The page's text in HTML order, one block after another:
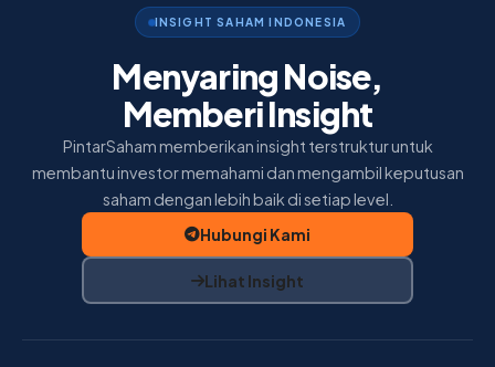
Membership
Tentang Kami
INSIGHT SAHAM INDONESIA
Menyaring Noise,
Memberi Insight
PintarSaham memberikan insight terstruktur untuk
membantu investor memahami dan mengambil keputusan
saham dengan lebih baik di setiap level.
Hubungi Kami
Lihat Insight